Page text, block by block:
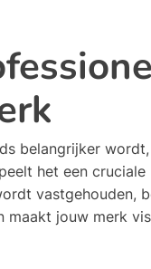
belangrijker
het een
vastgehouden,
jouw merk